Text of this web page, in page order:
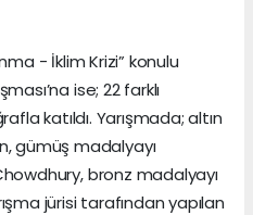
- İklim Krizi” konulu
ise; 22 farklı
katıldı. Yarışmada; altın
gümüş madalyayı
bronz madalyayı
jürisi tarafından yapılan